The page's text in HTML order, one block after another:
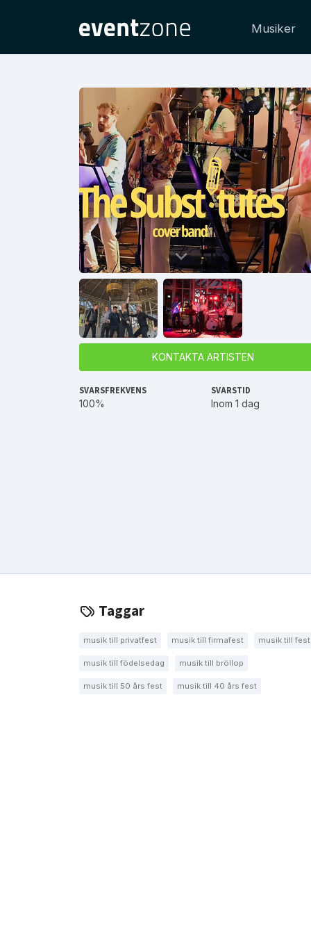
Musiker
KONTAKTA ARTISTEN
SVARSFREKVENS
100%
SVARSTID
Inom 1 dag
Taggar
musik till privatfest musik till firmafest musik till fest
musik till födelsedag musik till bröllop
musik till 50 års fest musik till 40 års fest